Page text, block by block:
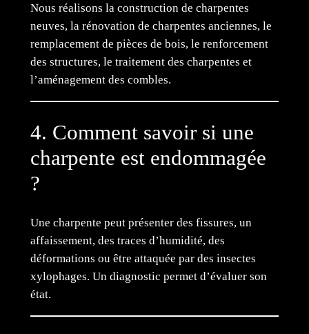
Nous réalisons la construction de charpentes
neuves, la rénovation de charpentes anciennes, le
remplacement de pièces de bois, le renforcement
des structures, le traitement des charpentes et
l’aménagement des combles.
4. Comment savoir si une
charpente est endommagée
?
Une charpente peut présenter des fissures, un
affaissement, des traces d’humidité, des
déformations ou être attaquée par des insectes
xylophages. Un diagnostic permet d’évaluer son
état.